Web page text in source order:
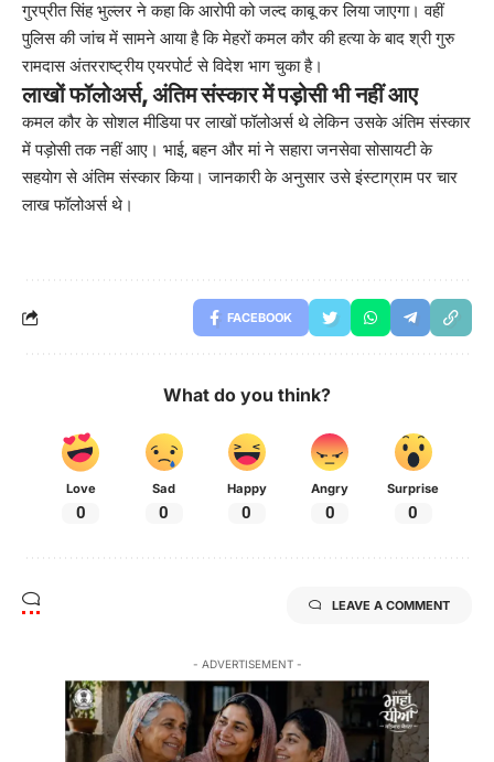
गुरप्रीत सिंह भुल्लर ने कहा कि आरोपी को जल्द काबू कर लिया जाएगा। वहीं
पुलिस की जांच में सामने आया है कि मेहरों कमल कौर की हत्या के बाद श्री गुरु
रामदास अंतरराष्ट्रीय एयरपोर्ट से विदेश भाग चुका है।
लाखों फॉलोअर्स, अंतिम संस्कार में पड़ोसी भी नहीं आए
कमल कौर के सोशल मीडिया पर लाखों फॉलोअर्स थे लेकिन उसके अंतिम संस्कार
में पड़ोसी तक नहीं आए। भाई, बहन और मां ने सहारा जनसेवा सोसायटी के
सहयाेग से अंतिम संस्कार किया। जानकारी के अनुसार उसे इंस्टाग्राम पर चार
लाख फॉलोअर्स थे।
FACEBOOK
What do you think?
Love
0
Sad
0
Happy
0
Angry
0
Surprise
0
LEAVE A COMMENT
- ADVERTISEMENT -